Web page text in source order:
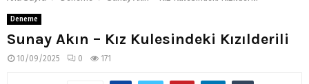
Deneme
Sunay Akın – Kız Kulesindeki Kızılderili
10/09/2025 0 171